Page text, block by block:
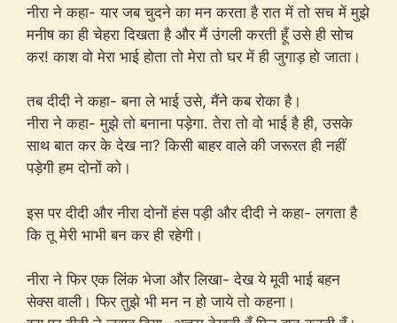
नीरा ने कहा- यार जब चुदने का मन करता है रात में तो सच में मुझे
मनीष का ही चेहरा दिखता है और मैं उंगली करती हूँ उसे ही सोच
कर! काश वो मेरा भाई होता तो मेरा तो घर में ही जुगाड़ हो जाता।
तब दीदी ने कहा- बना ले भाई उसे, मैंने कब रोका है।
नीरा ने कहा- मुझे तो बनाना पड़ेगा. तेरा तो वो भाई है ही, उसके
साथ बात कर के देख ना? किसी बाहर वाले की जरूरत ही नहीं
पड़ेगी हम दोनों को।
इस पर दीदी और नीरा दोनों हंस पड़ी और दीदी ने कहा- लगता है
कि तू मेरी भाभी बन कर ही रहेगी।
नीरा ने फिर एक लिंक भेजा और लिखा- देख ये मूवी भाई बहन
सेक्स वाली। फिर तुझे भी मन न हो जाये तो कहना।